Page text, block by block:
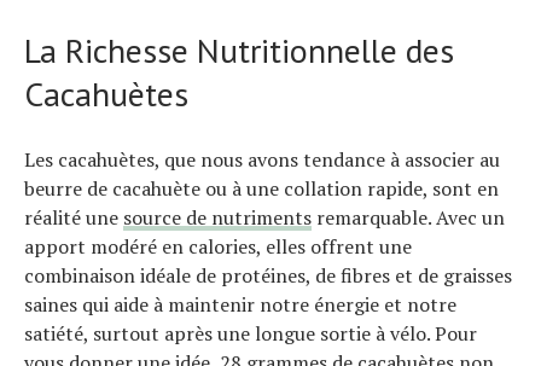
La Richesse Nutritionnelle des
Cacahuètes
Les cacahuètes, que nous avons tendance à associer au
beurre de cacahuète ou à une collation rapide, sont en
réalité une source de nutriments remarquable. Avec un
apport modéré en calories, elles offrent une
combinaison idéale de protéines, de fibres et de graisses
saines qui aide à maintenir notre énergie et notre
satiété, surtout après une longue sortie à vélo. Pour